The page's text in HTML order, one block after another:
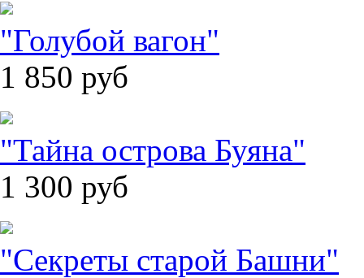
"Голубой вагон"
1 850 руб
"Тайна острова Буяна"
1 300 руб
"Секреты старой Башни"